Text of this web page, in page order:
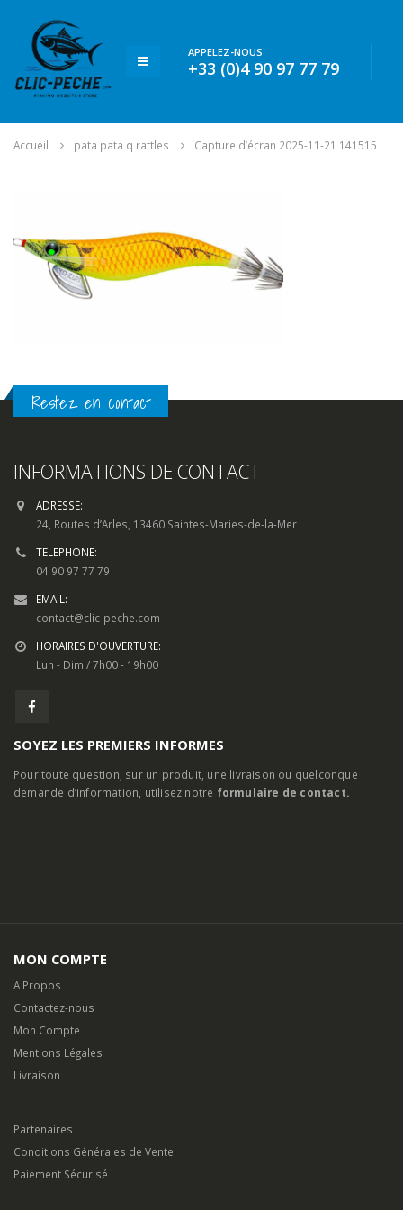
APPELEZ-NOUS
+33 (0)4 90 97 77 79
Accueil pata pata q rattles Capture d’écran 2025-11-21 141515
Restez en contact
INFORMATIONS DE CONTACT
ADRESSE:
24, Routes d’Arles, 13460 Saintes-Maries-de-la-Mer
TELEPHONE:
04 90 97 77 79
EMAIL:
contact@clic-peche.com
HORAIRES D'OUVERTURE:
Lun - Dim / 7h00 - 19h00
SOYEZ LES PREMIERS INFORMES
Pour toute question, sur un produit, une livraison ou quelconque
demande d’information, utilisez notre formulaire de contact.
MON COMPTE
A Propos
Contactez-nous
Mon Compte
Mentions Légales
Livraison
Partenaires
Conditions Générales de Vente
Paiement Sécurisé